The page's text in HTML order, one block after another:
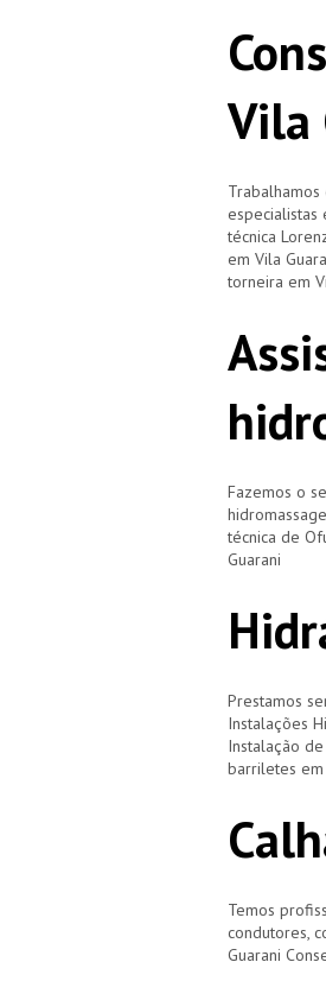
Vila
Trabalhamos
especialistas
técnica
em Vila
torneira em
Fazemos o
técnica de
Guarani
Prestamos
Instalações
Instalação
barriletes em
Temos
condutores,
Guarani